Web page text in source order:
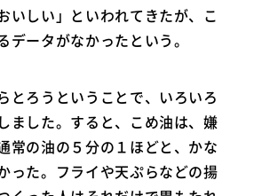
いしい」といわれてきたが、こ
データがなかったという。
とろうということで、いろいろ
ました。すると、こめ油は、嫌
常の油の５分の１ほどと、かな
った。フライや天ぷらなどの揚